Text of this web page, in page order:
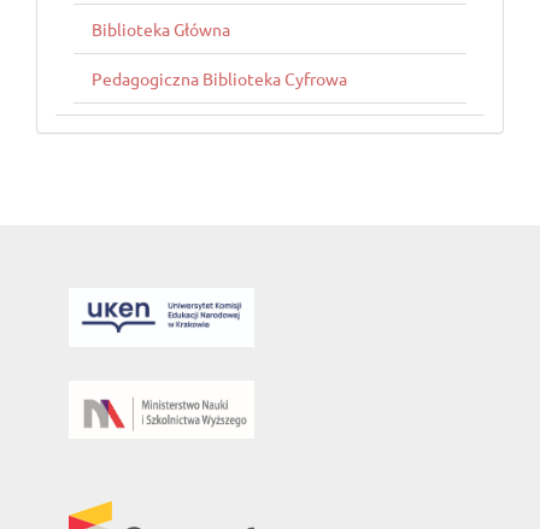
Biblioteka Główna
Pedagogiczna Biblioteka Cyfrowa